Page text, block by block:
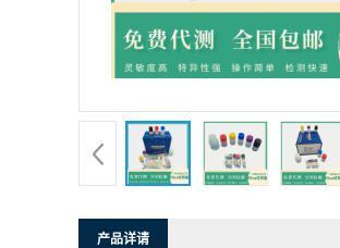
产品详请